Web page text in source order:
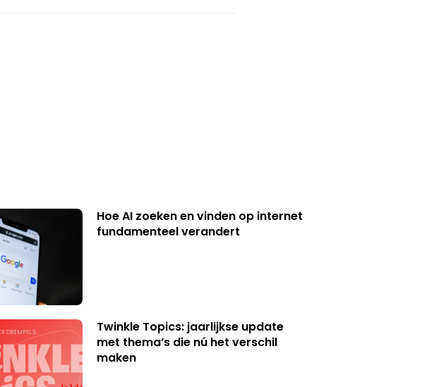
Hoe AI zoeken en vinden op internet
fundamenteel verandert
Twinkle Topics: jaarlijkse update
met thema’s die nú het verschil
maken